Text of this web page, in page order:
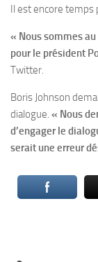
Il est encore temps
« Nous sommes
pour le président
Twitter.
Boris Johnson
dialogue. « Nous
d’engager le
serait une erreur